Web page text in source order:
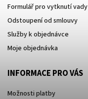
Formulář pro vytknutí vady
Odstoupení od smlouvy
Služby k objednávce
Moje objednávka
INFORMACE PRO VÁS
Možnosti platby